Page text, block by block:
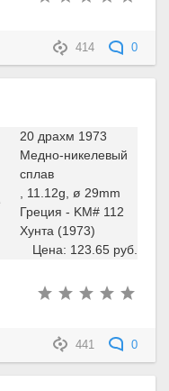
414 0
20 драхм 1973
Медно-никелевый
сплав
, 11.12g, ø 29mm
Греция - KM# 112
Хунта (1973)
Цена: 123.65 руб.
441 0